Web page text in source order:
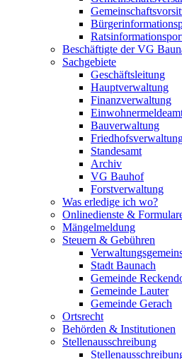
Beschäftigte der VG
Sachgebiete
Geschäftsleitung
Hauptverwaltung
Finanzverwaltung
Bauverwaltung
Standesamt
Archiv
VG Bauhof
Forstverwaltung
Was erledige ich wo?
Onlinedienste &
Mängelmeldung
Steuern & Gebühren
Stadt Baunach
Gemeinde
Gemeinde Lauter
Gemeinde Gerach
Ortsrecht
Behörden & Institutionen
Stellenausschreibung